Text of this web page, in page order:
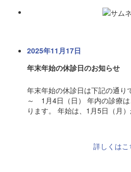
2025年11月17日
年末年始の休診日のお知らせ
年末年始の休診日は下記の通
～ 1月4日（日） 年内の診療
ります。 年始は、1月5日（月
詳しくは